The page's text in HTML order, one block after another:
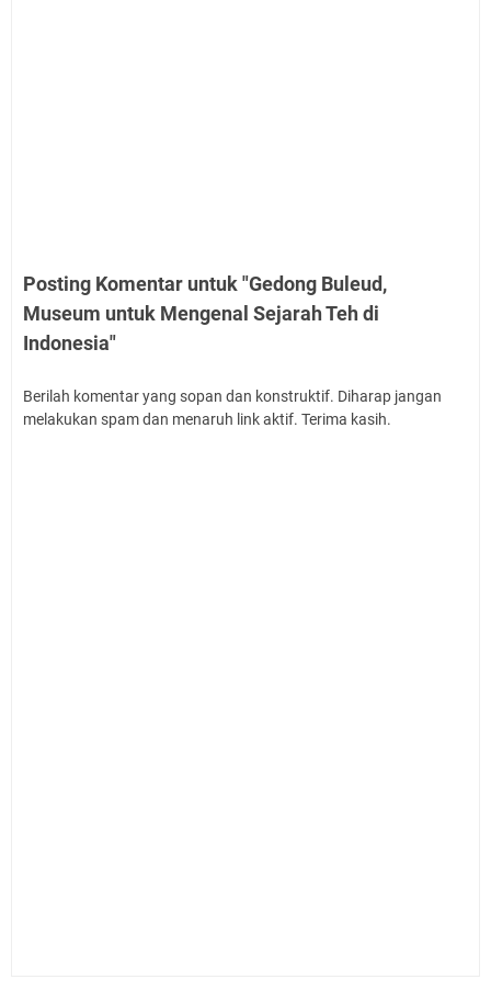
Posting Komentar untuk "Gedong Buleud,
Museum untuk Mengenal Sejarah Teh di
Indonesia"
Berilah komentar yang sopan dan konstruktif. Diharap jangan
melakukan spam dan menaruh link aktif. Terima kasih.